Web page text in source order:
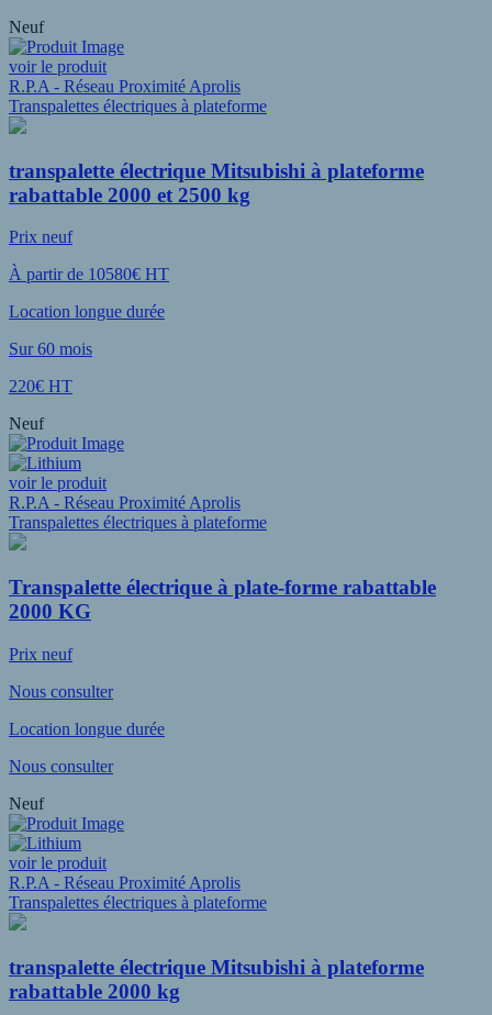
Neuf
voir le produit
R.P.A - Réseau Proximité Aprolis
Transpalettes électriques à plateforme
transpalette électrique Mitsubishi à plateforme
rabattable 2000 et 2500 kg
Prix neuf
À partir de 10580€ HT
Location longue durée
Sur 60 mois
220€ HT
Neuf
voir le produit
R.P.A - Réseau Proximité Aprolis
Transpalettes électriques à plateforme
Transpalette électrique à plate-forme rabattable
2000 KG
Prix neuf
Nous consulter
Location longue durée
Nous consulter
Neuf
voir le produit
R.P.A - Réseau Proximité Aprolis
Transpalettes électriques à plateforme
transpalette électrique Mitsubishi à plateforme
rabattable 2000 kg